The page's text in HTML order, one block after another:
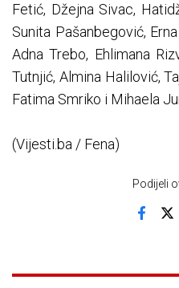
Fetić, Džejna Sivac,
Sunita Pašanbegović,
Adna Trebo, Ehlimana
Tutnjić, Almina Halilović,
Fatima Smriko i Mihaela
(Vijesti.ba / Fena)
Podijeli